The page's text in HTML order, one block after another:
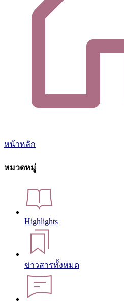
หน้าหลัก
หมวดหมู่
Highlights
ข่าวสารทั้งหมด